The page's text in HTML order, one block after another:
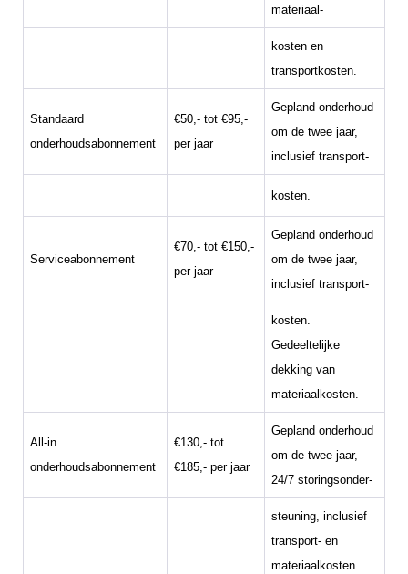
materiaal-
kosten en
transportkosten.
Standaard
onderhoudsabonnement
€50,- tot €95,-
per jaar
Gepland onderhoud
om de twee jaar,
inclusief transport-
kosten.
Serviceabonnement
€70,- tot €150,-
per jaar
Gepland onderhoud
om de twee jaar,
inclusief transport-
kosten.
Gedeeltelijke
dekking van
materiaalkosten.
All-in
onderhoudsabonnement
€130,- tot
€185,- per jaar
Gepland onderhoud
om de twee jaar,
24/7 storingsonder-
steuning, inclusief
transport- en
materiaalkosten.